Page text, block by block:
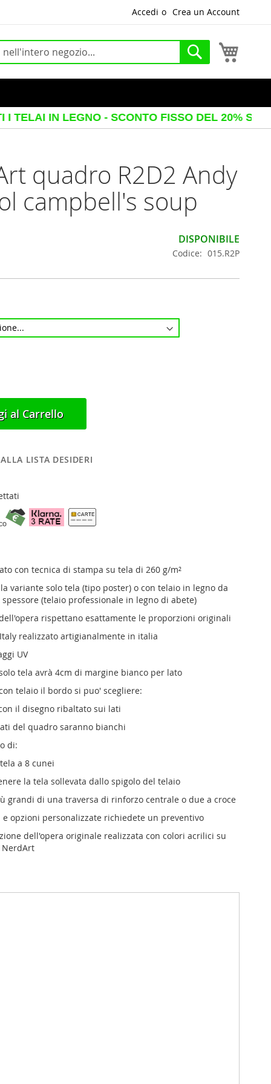
Accedi Crea un Account
Cerca
- SCONTO FISSO DEL 20% SUL PREZZO
quadro R2D2 Andy
campbell's soup
DISPONIBILE
Codice 015.R2P
al Carrello
LISTA DESIDERI
con tecnica di stampa su tela di 260 g/m²
variante solo tela (tipo poster) o con telaio in legno da
spessore (telaio professionale in legno di abete)
rispettano esattamente le proporzioni originali
realizzato artigianalmente in italia
UV
tela avrà 4cm di margine bianco per lato
telaio il bordo si puo' scegliere:
il disegno ribaltato sui lati
del quadro saranno bianchi
di:
a 8 cunei
la tela sollevata dallo spigolo del telaio
grandi di una traversa di rinforzo centrale o due a croce
e opzioni personalizzate richiedete un preventivo
dell'opera originale realizzata con colori acrilici su